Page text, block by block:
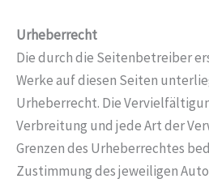
Urheberrecht
Die durch die Seitenbetreiber
Werke auf diesen Seiten
Urheberrecht. Die
Verbreitung und jede Art der
Grenzen des Urheberrechtes
Zustimmung des jeweiligen